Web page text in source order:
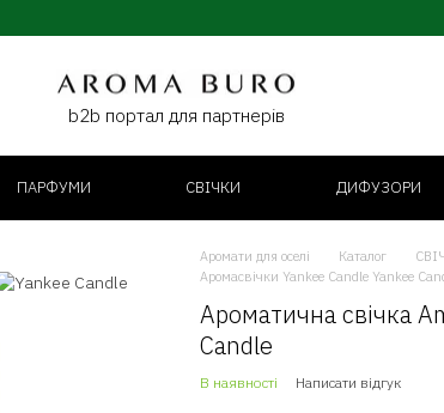
b2b портал для партнерів
ПАРФУМИ СВІЧКИ ДИФУЗОРИ
Аромати для оселі Каталог
Аромасвічки Yankee Candle Yankee
Ароматична свічка
Candle
В наявності Написати відгук